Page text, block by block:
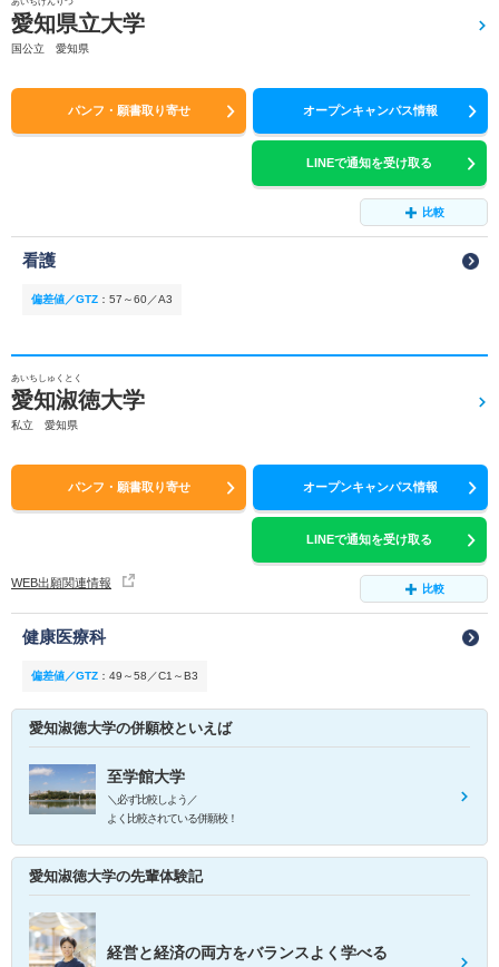
愛知県立大学
国公立 愛知県
パンフ・願書取り寄せ オープンキャンパス情報
LINEで通知を受け取る
比較
看護
偏差値／GTZ ： 57～60／A3
あいちしゅくとく
愛知淑徳大学
私立 愛知県
パンフ・願書取り寄せ オープンキャンパス情報
LINEで通知を受け取る
WEB出願関連情報 比較
健康医療科
偏差値／GTZ ： 49～58／C1～B3
愛知淑徳大学の併願校といえば
至学館大学
＼必ず比較しよう／
よく比較されている併願校！
愛知淑徳大学の先輩体験記
経営と経済の両方をバランスよく学べる